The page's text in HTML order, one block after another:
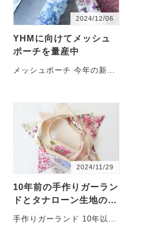
2024/12/06
YHMに向けてメッシュ
ポーチを量産中
メッシュポーチ 今年の新作
ドマーケットで・・・
2024/11/29
10年前の手作りガーラン
ドとタナローン生地の思
い出
手作りガーランド 10年以上